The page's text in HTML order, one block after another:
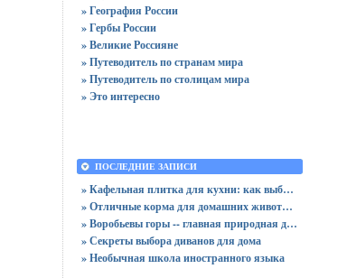
» География России
» Гербы России
» Великие Россияне
» Путеводитель по странам мира
» Путеводитель по столицам мира
» Это интересно
ПОСЛЕДНИЕ ЗАПИСИ
» Кафельная плитка для кухни: как выбрать практичную отделку
» Отличные корма для домашних животных
» Воробьевы горы -- главная природная достопримечательность Москвы
» Секреты выбора диванов для дома
» Необычная школа иностранного языка